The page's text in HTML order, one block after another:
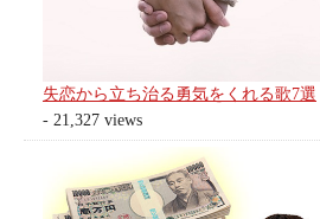
失恋から立ち治る勇気をくれる歌7選
- 21,327 views